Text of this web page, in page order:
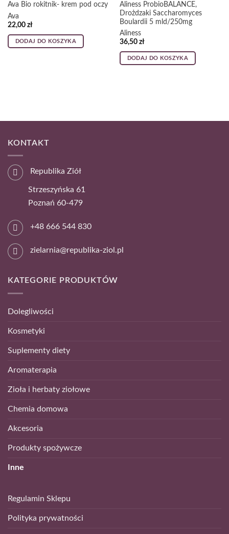
Ava Bio rokitnik- krem pod oczy
Ava
22,00 zł
DODAJ DO KOSZYKA
Aliness ProbioBALANCE,
Drożdzaki Saccharomyces
Boulardii 5 mld/250mg
Aliness
36,50 zł
DODAJ DO KOSZYKA
KONTAKT
Republika Ziół
Strzeszyńska 61
Poznań 60-479
+48 666 544 830
zielarnia@republika-ziol.pl
KATEGORIE PRODUKTÓW
Dolegliwości
Kosmetyki
Suplementy diety
Aromaterapia
Zioła i herbaty ziołowe
Chemia domowa
Akcesoria
Produkty spożywcze
Inne
Regulamin Sklepu
Polityka prywatności